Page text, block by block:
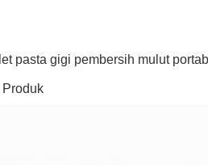
pasta gigi pembersih mulut
Produk